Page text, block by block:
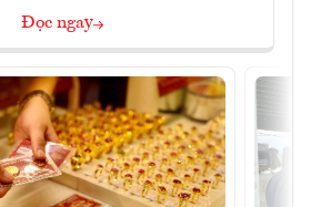
Đọc ngay